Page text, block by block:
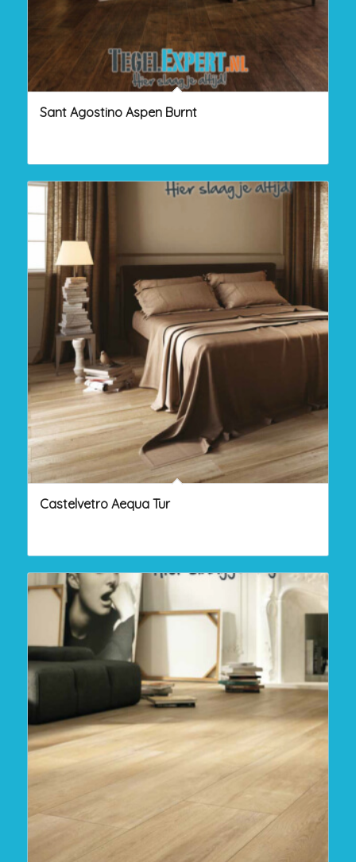
Sant Agostino Aspen Burnt
Castelvetro Aequa Tur